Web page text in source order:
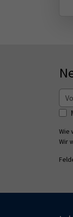
Wie
Wir